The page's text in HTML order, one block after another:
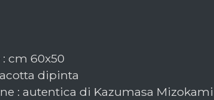
cm 60x50
dipinta
: autentica di Kazumasa